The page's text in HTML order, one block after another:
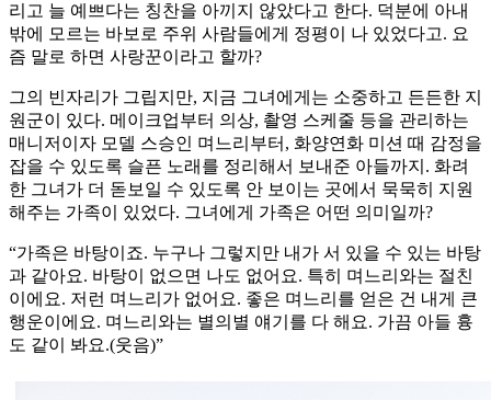
리고 늘 예쁘다는 칭찬을 아끼지 않았다고 한다. 덕분에 아내
밖에 모르는 바보로 주위 사람들에게 정평이 나 있었다고. 요
즘 말로 하면 사랑꾼이라고 할까?
그의 빈자리가 그립지만, 지금 그녀에게는 소중하고 든든한 지
원군이 있다. 메이크업부터 의상, 촬영 스케줄 등을 관리하는
매니저이자 모델 스승인 며느리부터, 화양연화 미션 때 감정을
잡을 수 있도록 슬픈 노래를 정리해서 보내준 아들까지. 화려
한 그녀가 더 돋보일 수 있도록 안 보이는 곳에서 묵묵히 지원
해주는 가족이 있었다. 그녀에게 가족은 어떤 의미일까?
“가족은 바탕이죠. 누구나 그렇지만 내가 서 있을 수 있는 바탕
과 같아요. 바탕이 없으면 나도 없어요. 특히 며느리와는 절친
이에요. 저런 며느리가 없어요. 좋은 며느리를 얻은 건 내게 큰
행운이에요. 며느리와는 별의별 얘기를 다 해요. 가끔 아들 흉
도 같이 봐요.(웃음)”